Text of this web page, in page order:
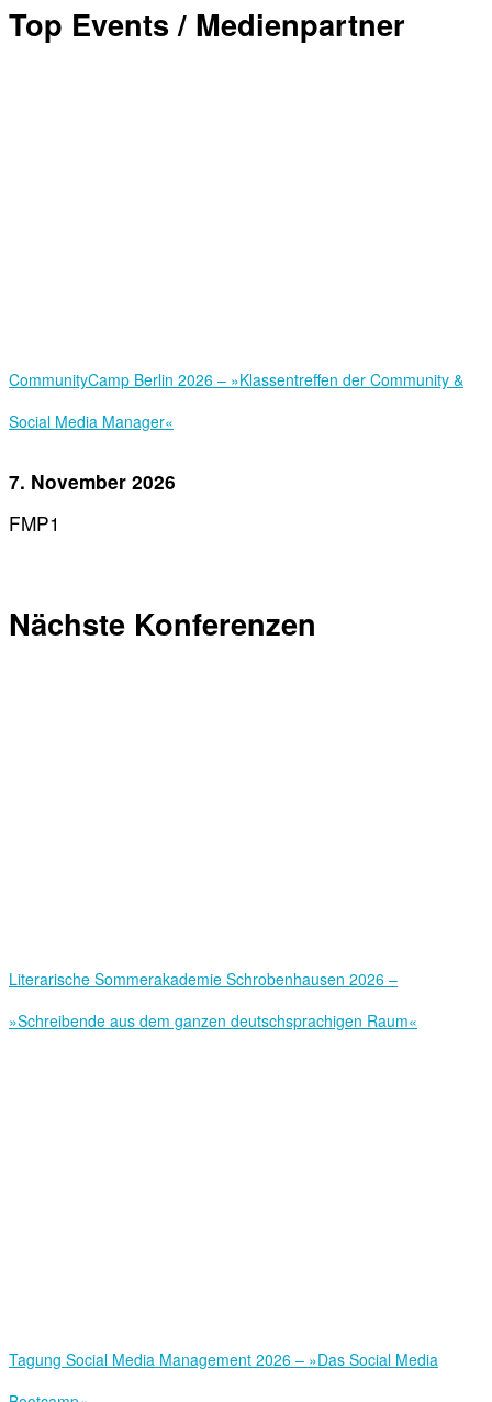
Top Events / Medienpartner
Community­Camp Berlin 2026 – »Klassentreffen der Community &
Social Media Manager«
7. November 2026
FMP1
Nächste Konferenzen
Literarische Sommerakademie Schrobenhausen 2026 –
»Schreibende aus dem ganzen deutschsprachigen Raum«
Tagung Social Media Management 2026 – »Das Social Media